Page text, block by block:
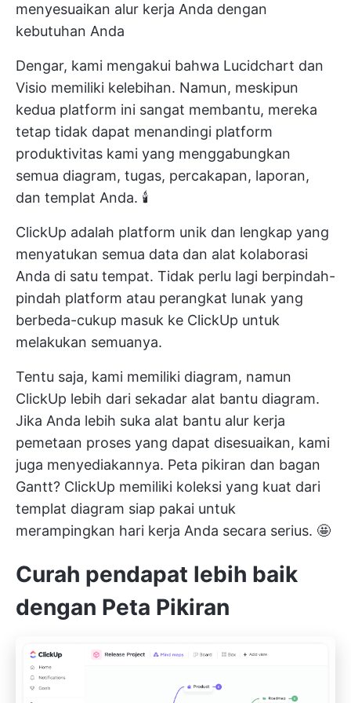
menyesuaikan alur kerja Anda dengan
kebutuhan Anda
Dengar, kami mengakui bahwa Lucidchart dan
Visio memiliki kelebihan. Namun, meskipun
kedua platform ini sangat membantu, mereka
tetap tidak dapat menandingi platform
produktivitas kami yang menggabungkan
semua diagram, tugas, percakapan, laporan,
dan templat Anda. 🕯️
ClickUp adalah platform unik dan lengkap yang
menyatukan semua data dan alat kolaborasi
Anda di satu tempat. Tidak perlu lagi berpindah-
pindah platform atau perangkat lunak yang
berbeda-cukup masuk ke ClickUp untuk
melakukan semuanya.
Tentu saja, kami memiliki diagram, namun
ClickUp lebih dari sekadar alat bantu diagram.
Jika Anda lebih suka alat bantu alur kerja
pemetaan proses yang dapat disesuaikan, kami
juga menyediakannya. Peta pikiran dan bagan
Gantt? ClickUp memiliki koleksi yang kuat dari
templat diagram siap pakai untuk
merampingkan hari kerja Anda secara serius. 🤩
Curah pendapat lebih baik
dengan Peta Pikiran